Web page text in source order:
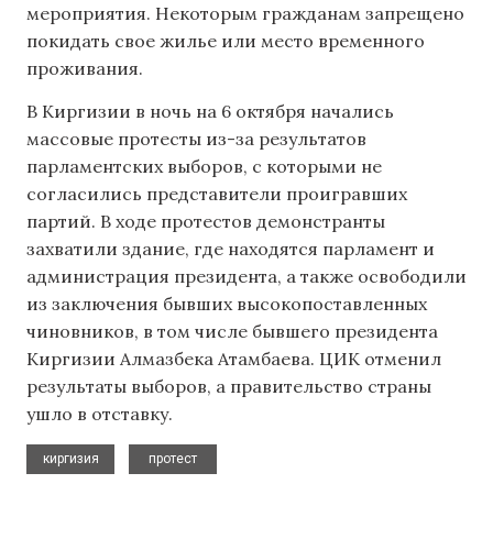
мероприятия. Некоторым гражданам запрещено
покидать свое жилье или место временного
проживания.
В Киргизии в ночь на 6 октября начались
массовые протесты из-за результатов
парламентских выборов, с которыми не
согласились представители проигравших
партий. В ходе протестов демонстранты
захватили здание, где находятся парламент и
администрация президента, а также освободили
из заключения бывших высокопоставленных
чиновников, в том числе бывшего президента
Киргизии Алмазбека Атамбаева. ЦИК отменил
результаты выборов, а правительство страны
ушло в отставку.
киргизия
протест